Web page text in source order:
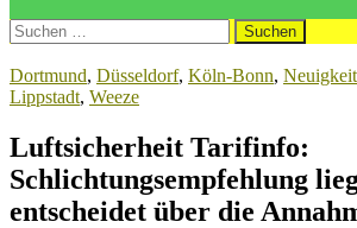
Suchen
nach:
Dortmund, Düsseldorf, Köln-Bonn,
Lippstadt, Weeze
Luftsicherheit Tarifinfo:
Schlichtungsempfehlung
entscheidet über die